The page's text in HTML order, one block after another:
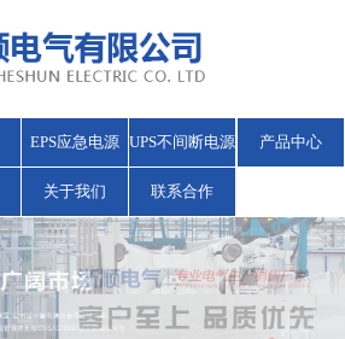
EPS应急电源 UPS不间断电源 产品中心
关于我们 联系合作